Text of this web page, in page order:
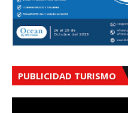
PUBLICIDAD TURISMO